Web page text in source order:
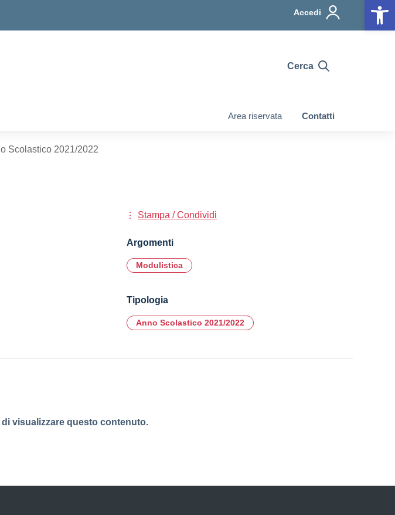
Accedi
Cerca
Area riservata Contatti
Scolastico 2021/2022
Stampa / Condividi
Argomenti
Modulistica
Tipologia
Anno Scolastico 2021/2022
visualizzare questo contenuto.